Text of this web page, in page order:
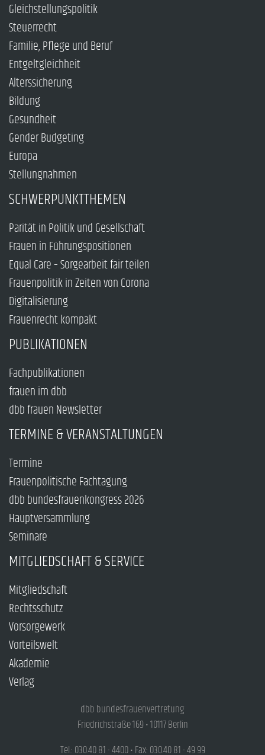
Gleichstellungspolitik
Steuerrecht
Familie, Pflege und Beruf
Entgeltgleichheit
Alterssicherung
Bildung
Gesundheit
Gender Budgeting
Europa
Stellungnahmen
SCHWERPUNKTTHEMEN
Parität in Politik und Gesellschaft
Frauen in Führungspositionen
Equal Care – Sorgearbeit fair teilen
Frauenpolitik in Zeiten von Corona
Digitalisierung
Frauenrecht kompakt
PUBLIKATIONEN
Fachpublikationen
frauen im dbb
dbb frauen Newsletter
TERMINE & VERANSTALTUNGEN
Termine
Frauenpolitische Fachtagung
dbb bundesfrauenkongress 2026
Hauptversammlung
Seminare
MITGLIEDSCHAFT & SERVICE
Mitgliedschaft
Rechtsschutz
Vorsorgewerk
Vorteilswelt
Akademie
Verlag
dbb bundesfrauenvertretung
Friedrichstraße 169 • 10117 Berlin
Tel.: 030.40 81 - 4400 • Fax: 030.40 81 - 49 99